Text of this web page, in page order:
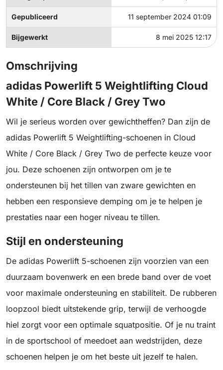
Gepubliceerd 11 september 2024 01:09
Bijgewerkt 8 mei 2025 12:17
Omschrijving
adidas Powerlift 5 Weightlifting Cloud
White / Core Black / Grey Two
Wil je serieus worden over gewichtheffen? Dan zijn de
adidas Powerlift 5 Weightlifting-schoenen in Cloud
White / Core Black / Grey Two de perfecte keuze voor
jou. Deze schoenen zijn ontworpen om je te
ondersteunen bij het tillen van zware gewichten en
hebben een responsieve demping om je te helpen je
prestaties naar een hoger niveau te tillen.
Stijl en ondersteuning
De adidas Powerlift 5-schoenen zijn voorzien van een
duurzaam bovenwerk en een brede band over de voet
voor maximale ondersteuning en stabiliteit. De rubberen
loopzool biedt uitstekende grip, terwijl de verhoogde
hiel zorgt voor een optimale squatpositie. Of je nu traint
in de sportschool of meedoet aan wedstrijden, deze
schoenen helpen je om het beste uit jezelf te halen.